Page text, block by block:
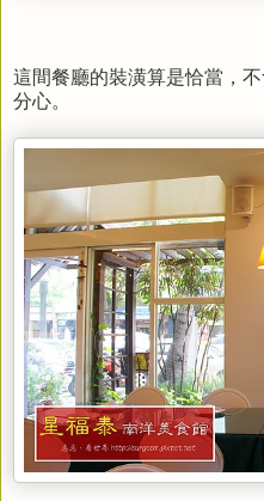
這間餐廳的裝潢算是恰當，不
分心。